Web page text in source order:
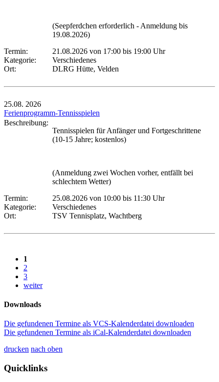
(Seepferdchen erforderlich - Anmeldung bis
19.08.2026)
Termin:
21.08.2026 von 17:00 bis 19:00 Uhr
Kategorie:
Verschiedenes
Ort:
DLRG Hütte, Velden
25.08. 2026
Ferienprogramm-Tennisspielen
Beschreibung:
Tennisspielen für Anfänger und Fortgeschrittene
(10-15 Jahre; kostenlos)
(Anmeldung zwei Wochen vorher, entfällt bei
schlechtem Wetter)
Termin:
25.08.2026 von 10:00 bis 11:30 Uhr
Kategorie:
Verschiedenes
Ort:
TSV Tennisplatz, Wachtberg
1
2
3
weiter
Downloads
Die gefundenen Termine als VCS-Kalenderdatei downloaden
Die gefundenen Termine als iCal-Kalenderdatei downloaden
drucken nach oben
Quicklinks